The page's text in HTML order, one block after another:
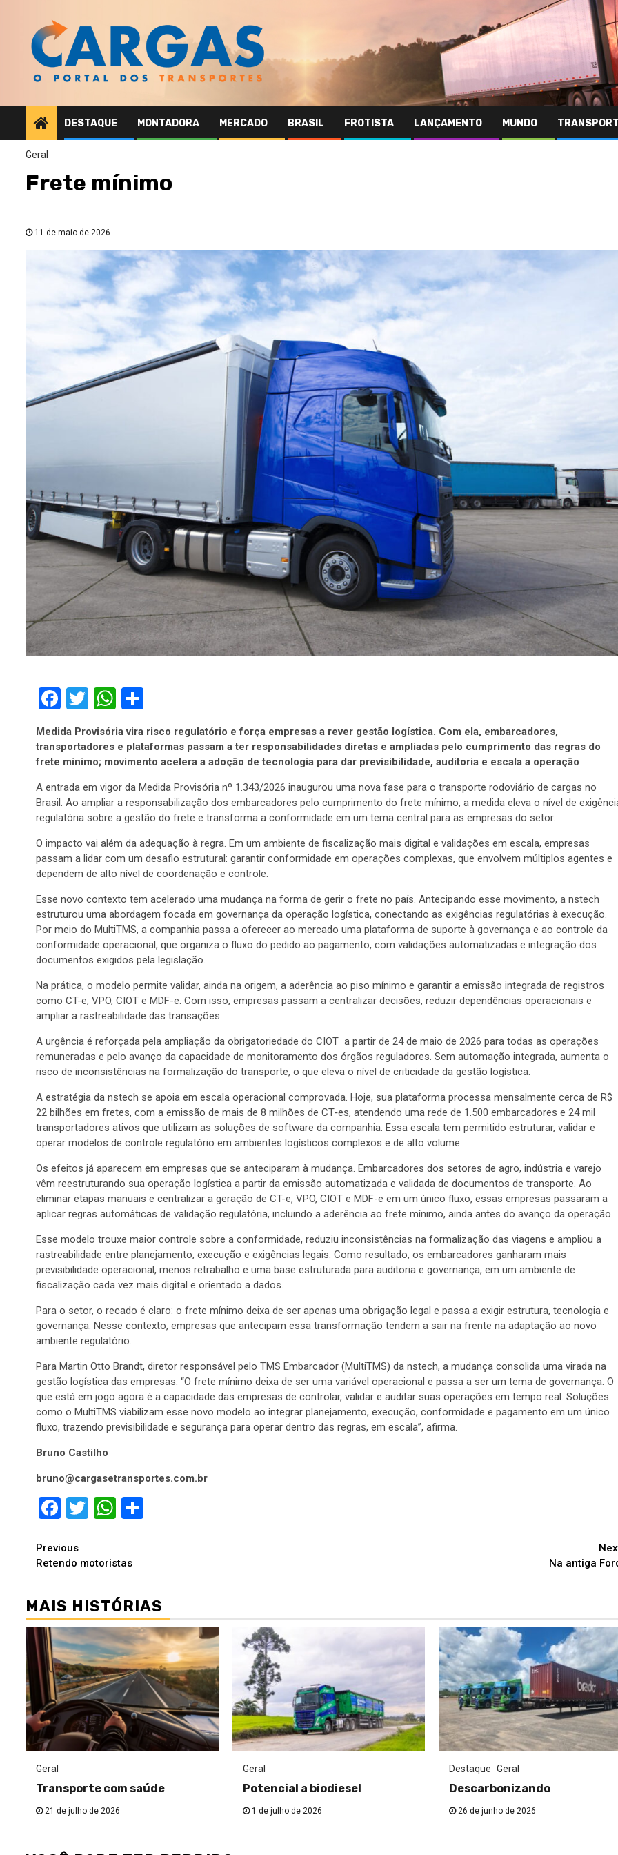
content
DESTAQUE MONTADORA MERCADO BRASIL FROTISTA LANÇAMENTO MUNDO
Geral
Frete mínimo
11 de maio de 2026
Facebook
TwitterWhatsApp
Medida Provisória vira risco regulatório e força empresas a rever gestão logística. Com ela, embarcadores,
transportadores e plataformas passam a ter responsabilidades diretas e ampliadas pelo cumprimento das regras do
frete mínimo; movimento acelera a adoção de tecnologia para dar previsibilidade, auditoria e escala a operação
A entrada em vigor da Medida Provisória nº 1.343/2026 inaugurou uma nova fase para o transporte rodoviário de cargas no
Brasil. Ao ampliar a responsabilização dos embarcadores pelo cumprimento do frete mínimo, a medida eleva o nível de
regulatória sobre a gestão do frete e transforma a conformidade em um tema central para as empresas do setor.
O impacto vai além da adequação à regra. Em um ambiente de fiscalização mais digital e validações em escala, empresas
passam a lidar com um desafio estrutural: garantir conformidade em operações complexas, que envolvem múltiplos agentes e
dependem de alto nível de coordenação e controle.
Esse novo contexto tem acelerado uma mudança na forma de gerir o frete no país. Antecipando esse movimento, a nstech
estruturou uma abordagem focada em governança da operação logística, conectando as exigências regulatórias à execução.
Por meio do MultiTMS, a companhia passa a oferecer ao mercado uma plataforma de suporte à governança e ao controle da
conformidade operacional, que organiza o fluxo do pedido ao pagamento, com validações automatizadas e integração dos
documentos exigidos pela legislação.
Na prática, o modelo permite validar, ainda na origem, a aderência ao piso mínimo e garantir a emissão integrada de registros
como CT-e, VPO, CIOT e MDF-e. Com isso, empresas passam a centralizar decisões, reduzir dependências operacionais e
ampliar a rastreabilidade das transações.
A urgência é reforçada pela ampliação da obrigatoriedade do CIOT a partir de 24 de maio de 2026 para todas as operações
remuneradas e pelo avanço da capacidade de monitoramento dos órgãos reguladores. Sem automação integrada, aumenta o
risco de inconsistências na formalização do transporte, o que eleva o nível de criticidade da gestão logística.
A estratégia da nstech se apoia em escala operacional comprovada. Hoje, sua plataforma processa mensalmente cerca de R$
22 bilhões em fretes, com a emissão de mais de 8 milhões de CT‑es, atendendo uma rede de 1.500 embarcadores e 24 mil
transportadores ativos que utilizam as soluções de software da companhia. Essa escala tem permitido estruturar, validar e
operar modelos de controle regulatório em ambientes logísticos complexos e de alto volume.
Os efeitos já aparecem em empresas que se anteciparam à mudança. Embarcadores dos setores de agro, indústria e varejo
vêm reestruturando sua operação logística a partir da emissão automatizada e validada de documentos de transporte. Ao
eliminar etapas manuais e centralizar a geração de CT-e, VPO, CIOT e MDF-e em um único fluxo, essas empresas passaram a
aplicar regras automáticas de validação regulatória, incluindo a aderência ao frete mínimo, ainda antes do avanço da operação.
Esse modelo trouxe maior controle sobre a conformidade, reduziu inconsistências na formalização das viagens e ampliou a
rastreabilidade entre planejamento, execução e exigências legais. Como resultado, os embarcadores ganharam mais
previsibilidade operacional, menos retrabalho e uma base estruturada para auditoria e governança, em um ambiente de
fiscalização cada vez mais digital e orientado a dados.
Para o setor, o recado é claro: o frete mínimo deixa de ser apenas uma obrigação legal e passa a exigir estrutura, tecnologia e
governança. Nesse contexto, empresas que antecipam essa transformação tendem a sair na frente na adaptação ao novo
ambiente regulatório.
Para Martin Otto Brandt, diretor responsável pelo TMS Embarcador (MultiTMS) da nstech, a mudança consolida uma virada na
gestão logística das empresas: “O frete mínimo deixa de ser uma variável operacional e passa a ser um tema de governança. O
que está em jogo agora é a capacidade das empresas de controlar, validar e auditar suas operações em tempo real. Soluções
como o MultiTMS viabilizam esse novo modelo ao integrar planejamento, execução, conformidade e pagamento em um único
fluxo, trazendo previsibilidade e segurança para operar dentro das regras, em escala”, afirma.
Bruno Castilho
bruno@cargasetransportes.com.br
Facebook
TwitterWhatsApp
Continue
Reading
Previous
Retendo motoristas
Na antiga
MAIS HISTÓRIAS
Geral
Transporte com saúde
21 de julho de 2026
Geral
Potencial a biodiesel
1 de julho de 2026
Destaque Geral
Descarbonizando
26 de junho de 2026